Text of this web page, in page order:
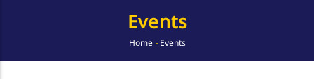
Events
Breadcrumb
Home - Events